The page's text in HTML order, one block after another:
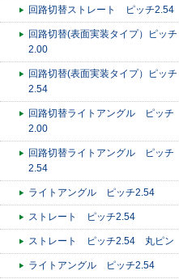
回路切替ストレート ピッチ2.54
回路切替(表面実装タイプ）ピッチ
2.00
回路切替(表面実装タイプ）ピッチ
2.54
回路切替ライトアングル ピッチ
2.00
回路切替ライトアングル ピッチ
2.54
ライトアングル ピッチ2.54
ストレート ピッチ2.54
ストレート ピッチ2.54 丸ピン
ライトアングル ピッチ2.54